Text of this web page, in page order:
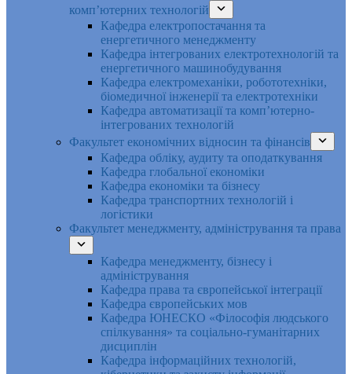
комп’ютерних технологій
Кафедра електропостачання та
енергетичного менеджменту
Кафедра інтегрованих електротехнологій та
енергетичного машинобудування
Кафедра електромеханіки, робототехніки,
біомедичної інженерії та електротехніки
Кафедра автоматизації та комп’ютерно-
інтегрованих технологій
Факультет економічних відносин та фінансів
Кафедра обліку, аудиту та оподаткування
Кафедра глобальної економіки
Кафедра економіки та бізнесу
Кафедра транспортних технологій і
логістики
Факультет менеджменту, адміністрування та права
Кафедра менеджменту, бізнесу і
адміністрування
Кафедра права та європейської інтеграції
Кафедра європейських мов
Кафедра ЮНЕСКО «Філософія людського
спілкування» та соціально-гуманітарних
дисциплін
Кафедра інформаційних технологій,